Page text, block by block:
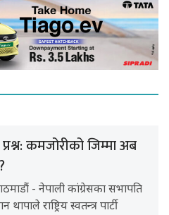
कमजोरीको जिम्मा अब
- नेपाली कांग्रेसका सभापति
थापाले राष्ट्रिय स्वतन्त्र पार्टी